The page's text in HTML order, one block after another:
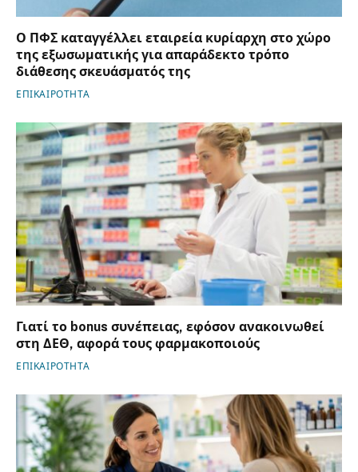
Ο ΠΦΣ καταγγέλλει εταιρεία κυρίαρχη στο χώρο
της εξωσωματικής για απαράδεκτο τρόπο
διάθεσης σκευάσματός της
ΕΠΙΚΑΙΡΟΤΗΤΑ
Γιατί το bonus συνέπειας, εφόσον ανακοινωθεί
στη ΔΕΘ, αφορά τους φαρμακοποιούς
ΕΠΙΚΑΙΡΟΤΗΤΑ